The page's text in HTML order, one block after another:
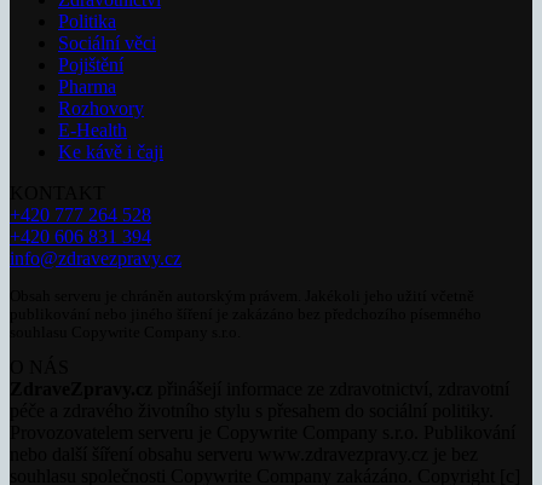
Politika
Sociální věci
Pojištění
Pharma
Rozhovory
E-Health
Ke kávě i čaji
+420 777 264 528
+420 606 831 394
info@zdravezpravy.cz